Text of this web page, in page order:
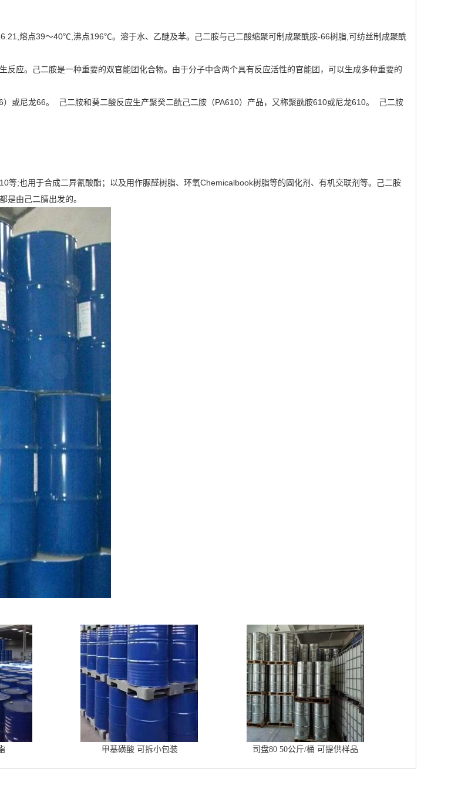
熔点39～40℃,沸点196℃。溶于水、乙醚及苯。己二胺与己二酸缩聚可制成聚酰胺-66树脂,可纺丝制成聚酰
反应。己二胺是一种重要的双官能团化合物。由于分子中含两个具有反应活性的官能团，可以生成多种重要的
或尼龙66。 己二胺和葵二酸反应生产聚癸二酰己二胺（PA610）产品，又称聚酰胺610或尼龙610。 己二胺
等;也用于合成二异氰酸酯；以及用作脲醛树脂、环氧Chemicalbook树脂等的固化剂、有机交联剂等。己二胺
是由己二腈出发的。
甲基磺酸 可拆小包装 司盘80 50公斤/桶 可提供样品